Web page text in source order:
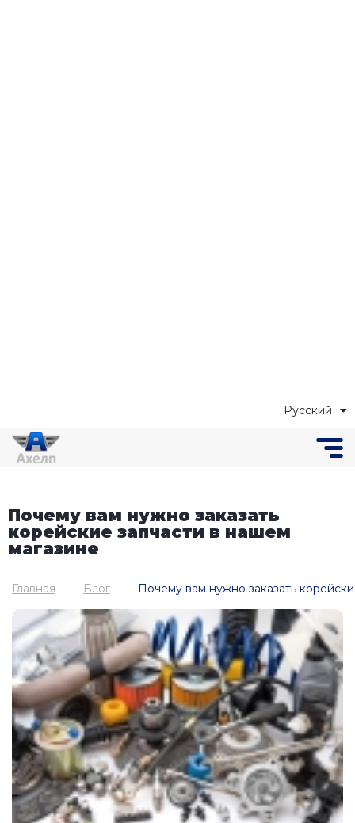
Русский
Українська
Почему вам нужно заказать
корейские запчасти в нашем
магазине
Главная Блог Почему вам нужно заказать